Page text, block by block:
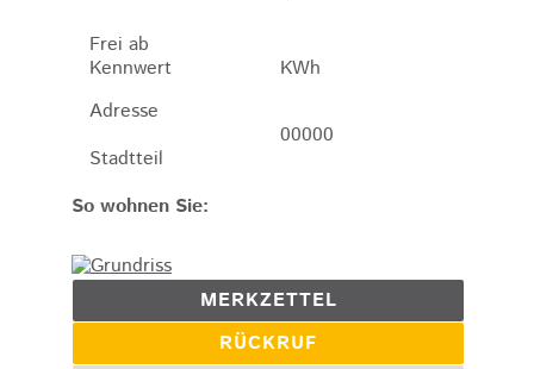
Frei ab
Kennwert
KWh
Adresse
00000
Stadtteil
So wohnen Sie:
MERKZETTEL
RÜCKRUF